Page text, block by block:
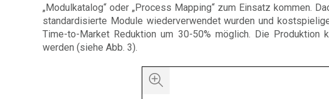
„Modulkatalog“ oder „Process Mapping“ zum Einsatz kommen.
standardisierte Module wiederverwendet wurden und
Time-to-Market Reduktion um 30-50% möglich. Die Produktion
werden (siehe Abb. 3).